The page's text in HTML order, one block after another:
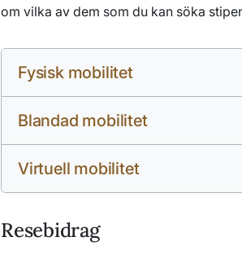
om vilka av dem som du kan söka
Fysisk mobilitet
Blandad mobilitet
Virtuell mobilitet
Resebidrag